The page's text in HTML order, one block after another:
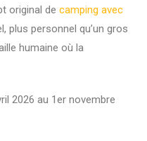
original de camping avec
plus personnel qu’un gros
humaine où la
2026 au 1er novembre